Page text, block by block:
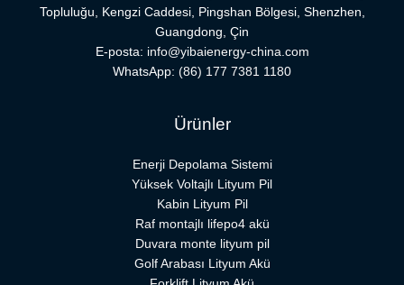
Topluluğu, Kengzi Caddesi, Pingshan Bölgesi, Shenzhen,
Guangdong, Çin
E-posta: info@yibaienergy-china.com
WhatsApp: (86) 177 7381 1180
Ürünler
Enerji Depolama Sistemi
Yüksek Voltajlı Lityum Pil
Kabin Lityum Pil
Raf montajlı lifepo4 akü
Duvara monte lityum pil
Golf Arabası Lityum Akü